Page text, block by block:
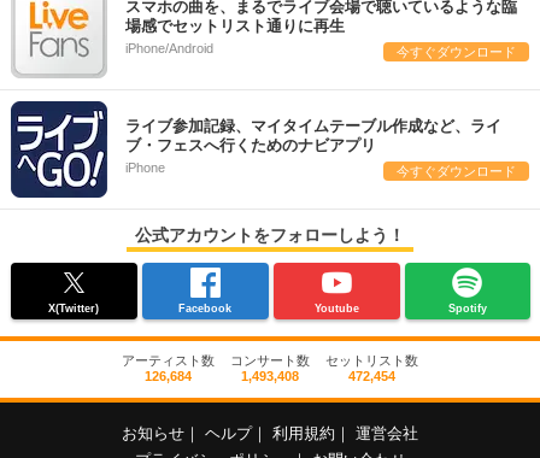
スマホの曲を、まるでライブ会場で聴いているような臨
場感でセットリスト通りに再生
iPhone/Android 今すぐダウンロード
ライブ参加記録、マイタイムテーブル作成など、ライ
ブ・フェスへ行くためのナビアプリ
iPhone 今すぐダウンロード
公式アカウントをフォローしよう！
X(Twitter) Facebook Youtube Spotify
アーティスト数
126,684
コンサート数
1,493,408
セットリスト数
472,454
お知らせ ヘルプ 利用規約
運営会社